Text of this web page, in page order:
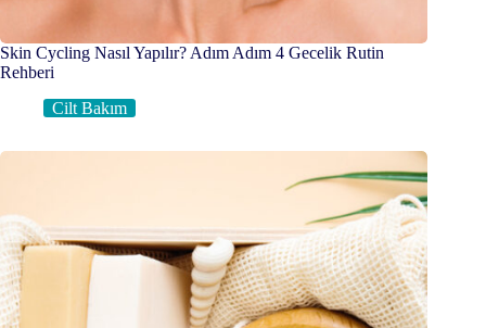
Skin Cycling Nasıl Yapılır? Adım Adım 4 Gecelik Rutin
Rehberi
Cilt Bakım